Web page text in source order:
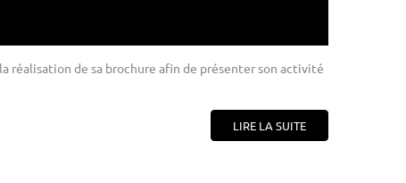
réalisation de sa brochure afin de présenter son activité
LIRE LA SUITE